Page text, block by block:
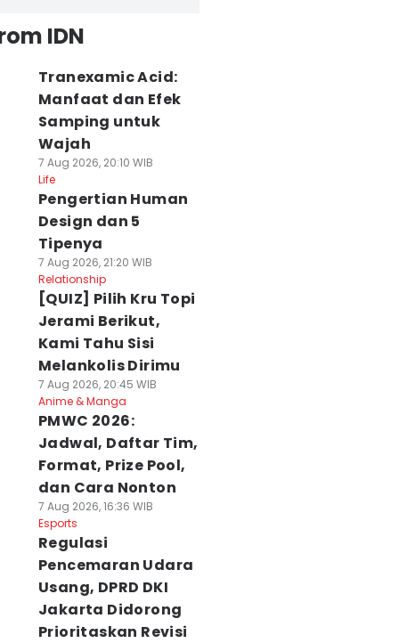
IDN
Tranexamic Acid:
Manfaat dan Efek
Samping untuk
Wajah
7 Aug 2026, 20:10 WIB
Life
Pengertian Human
Design dan 5
Tipenya
7 Aug 2026, 21:20 WIB
Relationship
[QUIZ] Pilih Kru Topi
Jerami Berikut,
Kami Tahu Sisi
Melankolis Dirimu
7 Aug 2026, 20:45 WIB
Anime & Manga
PMWC 2026:
Jadwal, Daftar Tim,
Format, Prize Pool,
dan Cara Nonton
7 Aug 2026, 16:36 WIB
Esports
Regulasi
Pencemaran Udara
Usang, DPRD DKI
Jakarta Didorong
Prioritaskan Revisi